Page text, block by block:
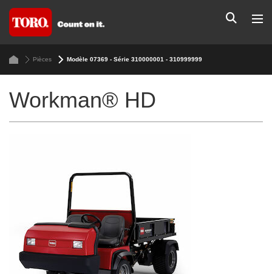
Pièces Modèle 07369 - Série 310000001 - 310999999
Workman® HD